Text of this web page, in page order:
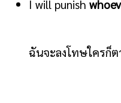
I will punish
ฉันจะลงโทษใครก็